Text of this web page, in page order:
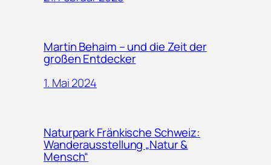
Martin Behaim – und die Zeit der
großen Entdecker
1. Mai 2024
Naturpark Fränkische Schweiz:
Wanderausstellung „Natur &
Mensch“